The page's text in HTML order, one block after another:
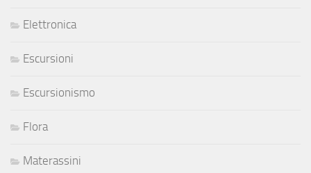
Elettronica
Escursioni
Escursionismo
Flora
Materassini